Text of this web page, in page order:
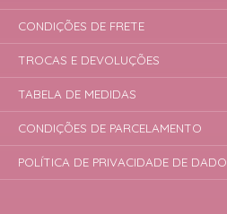
CONDIÇÕES DE FRETE
TROCAS E DEVOLUÇÕES
TABELA DE MEDIDAS
CONDIÇÕES DE PARCELAMENTO
POLÍTICA DE PRIVACIDADE DE